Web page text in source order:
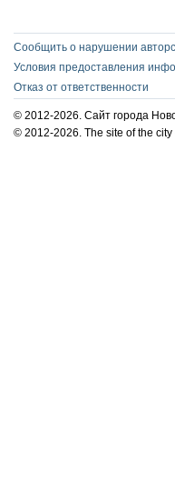
Сообщить о нарушении
Условия предоставления
Отказ от ответственности
© 2012-2026. Сайт города
© 2012-2026. The site of the